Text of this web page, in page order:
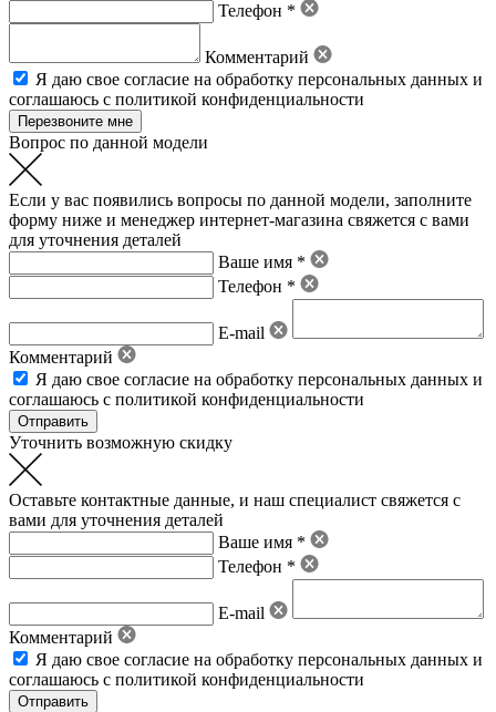
Телефон *
Комментарий
Я даю свое согласие на обработку персональных данных и
соглашаюсь с политикой конфиденциальности
Вопрос по данной модели
Если у вас появились вопросы по данной модели, заполните
форму ниже и менеджер интернет-магазина свяжется с вами
для уточнения деталей
Ваше имя *
Телефон *
E-mail
Комментарий
Я даю свое согласие на обработку персональных данных и
соглашаюсь с политикой конфиденциальности
Уточнить возможную скидку
Оставьте контактные данные, и наш специалист свяжется с
вами для уточнения деталей
Ваше имя *
Телефон *
E-mail
Комментарий
Я даю свое согласие на обработку персональных данных и
соглашаюсь с политикой конфиденциальности